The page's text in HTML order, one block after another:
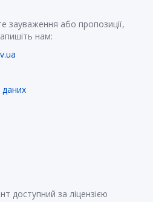
зауваження або пропозиції,
нам:
даних
доступний за ліцензією